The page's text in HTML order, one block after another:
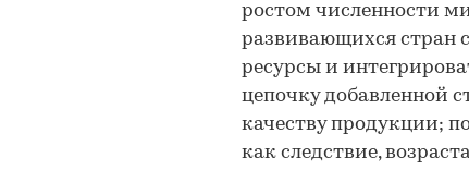
ростом численности
развивающихся стран
ресурсы и
цепочку добавленной
качеству продукции;
как следствие,